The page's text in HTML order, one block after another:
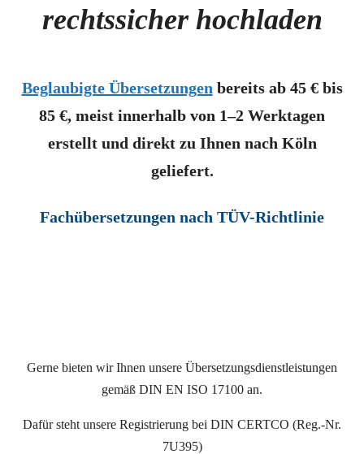
rechtssicher hochladen
Beglaubigte Übersetzungen bereits ab 45 € bis
85 €, meist innerhalb von 1–2 Werktagen
erstellt und direkt zu Ihnen nach Köln
geliefert.
Fachübersetzungen nach TÜV-Richtlinie
Gerne bieten wir Ihnen unsere Übersetzungsdienstleistungen
gemäß DIN EN ISO 17100 an.
Dafür steht unsere Registrierung bei DIN CERTCO (Reg.-Nr.
7U395)